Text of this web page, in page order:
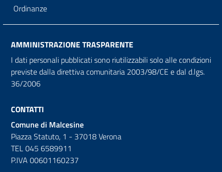
Ordinanze
AMMINISTRAZIONE TRASPARENTE
I dati personali pubblicati sono riutilizzabili solo alle condizioni
previste dalla direttiva comunitaria 2003/98/CE e dal d.lgs.
36/2006
CONTATTI
Comune di Malcesine
Piazza Statuto, 1 - 37018 Verona
TEL 045 6589911
P.IVA 00601160237